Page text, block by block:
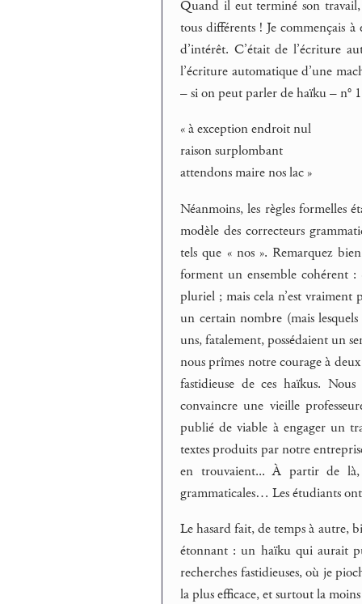
Quand il eut terminé son travail,
tous différents ! Je commençais
d’intérêt. C’était de l’écriture
l’écriture automatique d’une
– si on peut parler de haïku – n°
« à exception endroit nul
raison surplombant
attendons maire nos lac »
Néanmoins, les règles formelles
modèle des correcteurs
tels que « nos ». Remarquez
forment un ensemble cohérent
pluriel ; mais cela n’est vraiment
un certain nombre (mais
uns, fatalement, possédaient un
nous prîmes notre courage à
fastidieuse de ces haïkus.
convaincre une vieille
publié de viable à engager un
textes produits par notre
en trouvaient... À partir de
grammaticales… Les étudiants
Le hasard fait, de temps à autre,
étonnant : un haïku qui aurait
recherches fastidieuses, où je
la plus efficace, et surtout la